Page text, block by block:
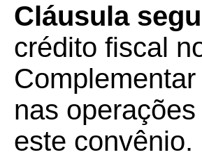
Cláusula
crédito fiscal
nas
este convênio.